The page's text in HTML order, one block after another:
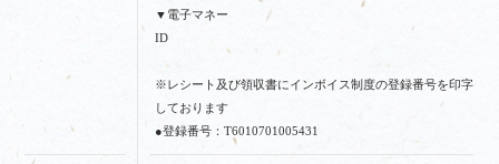
▼電子マネー
ID
※レシート及び領収書にインボイス制度の登録番号を印字
しております
●登録番号：T6010701005431